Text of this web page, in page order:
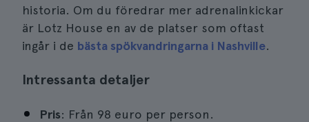
historia. Om du föredrar mer adrenalinkickar
är Lotz House en av de platser som oftast
ingår i de bästa spökvandringarna i Nashville.
Intressanta detaljer
Pris: Från 98 euro per person.